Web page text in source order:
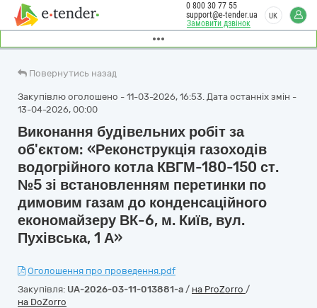
Замовити дзвінок
0 800 30 77 55
support@e-tender.ua
UK
Повернутись назад
Закупівлю оголошено - 11-03-2026, 16:53. Дата останніх змін -
13-04-2026, 00:00
Виконання будівельних робіт за
об'єктом: «Реконструкція газоходів
водогрійного котла КВГМ-180-150 ст.
№5 зі встановленням перетинки по
димовим газам до конденсаційного
економайзеру ВК-6, м. Київ, вул.
Пухівська, 1 А»
Оголошення про проведення.pdf
Закупівля: UA-2026-03-11-013881-a / на ProZorro /
на DoZorro